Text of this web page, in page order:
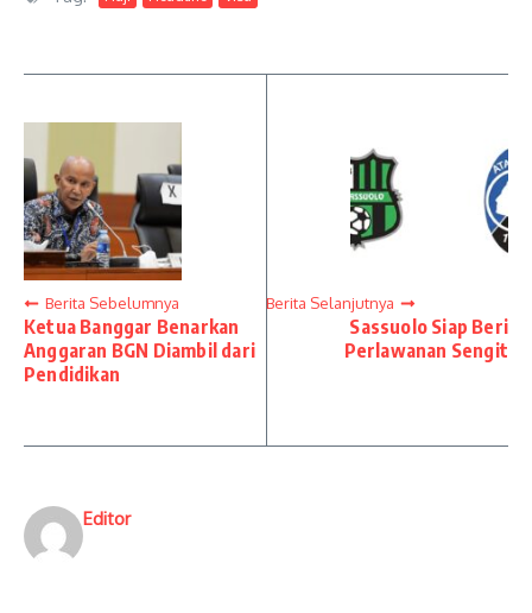
Berita Sebelumnya
Ketua Banggar Benarkan
Anggaran BGN Diambil dari
Pendidikan
Berita Selanjutnya
Sassuolo Siap Beri
Perlawanan Sengit
Editor